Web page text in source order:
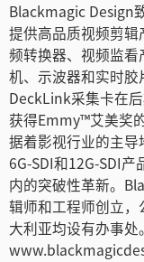
Blackmagic Design
提供高品质视频剪
频转换器、视频监
机、示波器和实时
DeckLink采集卡在
获得Emmy™艾美奖
据着影视行业的主
6G-SDI和12G-SDI
内的突破性革新。
辑师和工程师创立
大利亚均设有办事